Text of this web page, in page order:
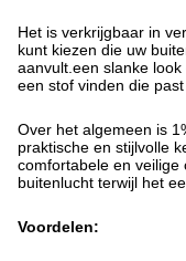
Het is verkrijgbaar in
kunt kiezen die uw
aanvult.een slanke
een stof vinden die
Over het algemeen is
praktische en stijlvolle
comfortabele en
buitenlucht terwijl het
Voordelen: